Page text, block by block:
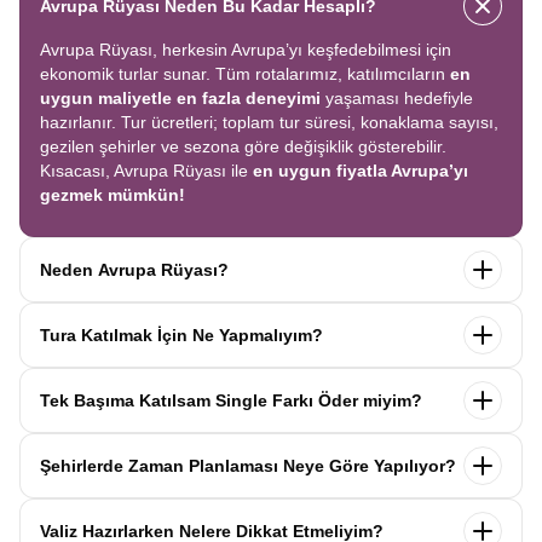
Avrupa Rüyası Neden Bu Kadar Hesaplı?
Avrupa Rüyası, herkesin Avrupa’yı keşfedebilmesi için
ekonomik turlar sunar. Tüm rotalarımız, katılımcıların en
uygun maliyetle en fazla deneyimi yaşaması hedefiyle
hazırlanır. Tur ücretleri; toplam tur süresi, konaklama sayısı,
gezilen şehirler ve sezona göre değişiklik gösterebilir.
Kısacası, Avrupa Rüyası ile en uygun fiyatla Avrupa’yı
gezmek mümkün!
Neden Avrupa Rüyası?
tek seferde birçok
ülkeyikeşfedin! Ekstra tur ücreti yok, tüm geziler fiyata
ile Avrupa’yı en keyifli şekilde yaşayın.
Tura Katılmak İçin Ne Yapmalıyım?
seyahat sözleşmesinionaylayın.İlk taksitiödediğinizde
Tek Başıma Katılsam Single Farkı Öder miyim?
katıldığınızda1000 Euro’ya varan single farkı
Şehirlerde Zaman Planlaması Neye Göre Yapılıyor?
uzman
operasyon birimimiz tarafından önceden test edilip
en
Valiz Hazırlarken Nelere Dikkat Etmeliyim?